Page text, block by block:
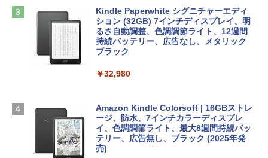
Apple 2026 MacBook Air M5チップ搭載
13インチノートブック：AIとApple Intell
igence、13.6インチLiquid Retinaディ
スプレイ、24GBユニファイドメモリ、1
ームカメラ、日本語キーボード、Touch I
￥314,800
【Amazon.co.jp限定】 HP ノートパソコ
ン 15-fd 15.6インチ 16GBメモリ 512GB
インゲームコード】 ロブロックス | オン
ラインコード版
￥3,200
Robloxギフトカード - 1000 Robux 【限
ラインコード版
￥1,600
にもKindle出版にも！ 非エンジニアのた
めのAIコーディング入門シリーズ
￥99
FM TOWNS ハイパー・カタログ: 本体ハ
￥1,600
1冊ですべて身につくHTML & CSSとWe
Kindle Paperwhite シグニチャーエディ
ション (32GB) 7インチディスプレイ、明
るさ自動調整、色調調節ライト、12週間
持続バッテリー、広告なし、メタリック
ブラック
￥32,980
Amazon Kindle Colorsoft | 16GBストレ
ージ、防水、7インチカラーディスプレ
イ、色調調節ライト、最大8週間持続バッ
テリー、広告無し、ブラック (2025年発
売)